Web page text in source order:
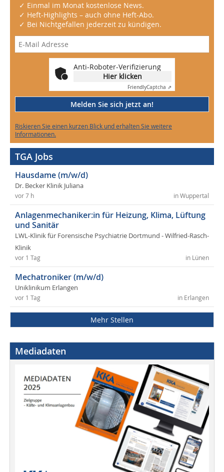
✓ Einmal im Monat kostenlose News.
✓ Heft-Highlights – auch ohne Heft-Abo.
✓ Bei Nichtgefallen jederzeit zu kündigen.
Anti-Roboter-Verifizierung
Hier klicken
FriendlyCaptcha ⇗
Melden Sie sich jetzt an!
Riskieren Sie einen kurzen Blick und erhalten Sie weitere
Informationen.
TGA Jobs
Hausdame (m/w/d)
Dr. Becker Klinik Juliana
in Wuppertal
vor 7 h
Anlagenmechaniker:in für Heizung, Klima, Lüftung
und Sanitär
LWL-Klinik für Forensische Psychiatrie Dortmund - Wilfried-Rasch-
Klinik
in Lünen
vor 1 Tag
Mechatroniker (m/w/d)
Uniklinikum Erlangen
in Erlangen
vor 1 Tag
Mehr Stellen
Mediadaten